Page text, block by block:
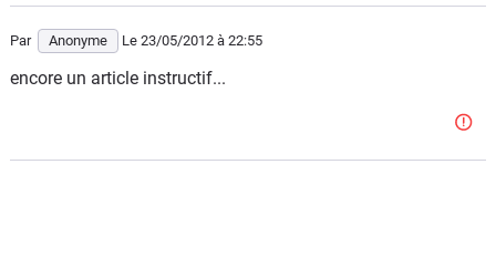
Par Anonyme Le 23/05/2012 à 22:55
encore un article instructif...